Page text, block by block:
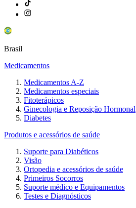
Brasil
Medicamentos
Medicamentos A-Z
Medicamentos especiais
Fitoterápicos
Ginecologia e Reposição Hormonal
Diabetes
Produtos e acessórios de saúde
Suporte para Diabéticos
Visão
Ortopedia e acessórios de saúde
Primeiros Socorros
Suporte médico e Equipamentos
Testes e Diagnósticos